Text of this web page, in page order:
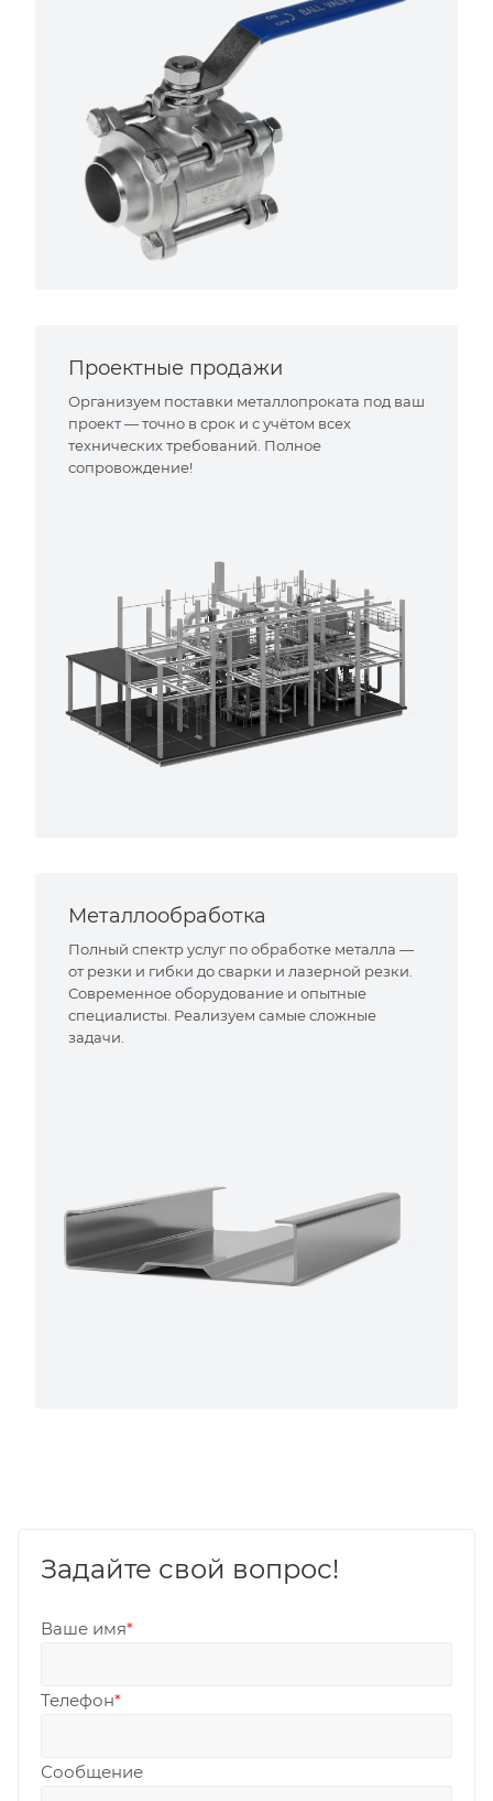
Проектные продажи
Организуем поставки металлопроката под ваш
проект — точно в срок и с учётом всех
технических требований. Полное
сопровождение!
Металлообработка
Полный спектр услуг по обработке металла —
от резки и гибки до сварки и лазерной резки.
Современное оборудование и опытные
специалисты. Реализуем самые сложные
задачи.
Задайте свой вопрос!
Ваше имя*
Телефон*
Сообщение